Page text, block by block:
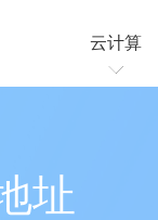
云计算
址